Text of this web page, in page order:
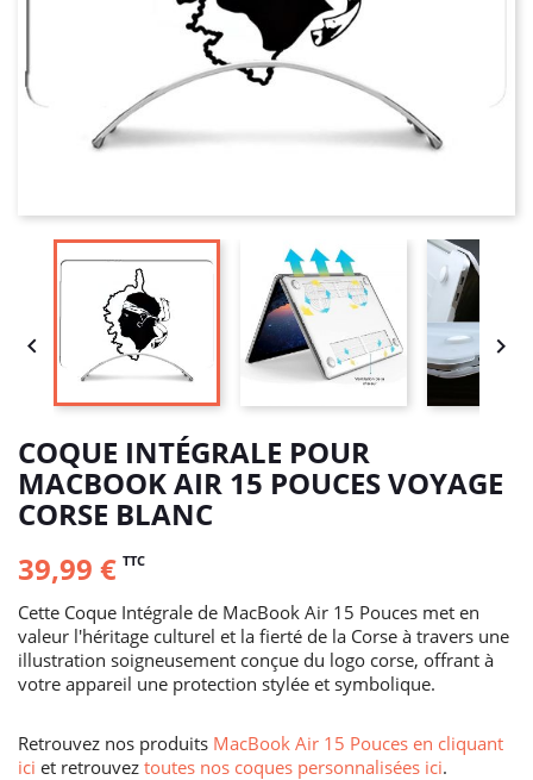
 
COQUE INTÉGRALE POUR
MACBOOK AIR 15 POUCES VOYAGE
CORSE BLANC
39,99 € TTC
Cette Coque Intégrale de MacBook Air 15 Pouces met en
valeur l'héritage culturel et la fierté de la Corse à travers une
illustration soigneusement conçue du logo corse, offrant à
votre appareil une protection stylée et symbolique.
Retrouvez nos produits MacBook Air 15 Pouces en cliquant
ici et retrouvez toutes nos coques personnalisées ici.